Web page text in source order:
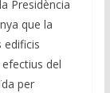
Presidència
que la
edificis
del
per